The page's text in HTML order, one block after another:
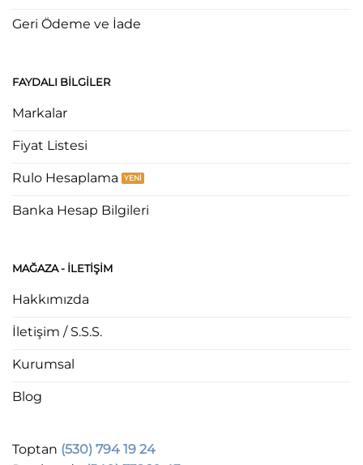
Geri Ödeme ve İade
FAYDALI BILGILER
Markalar
Fiyat Listesi
Rulo Hesaplama
Banka Hesap Bilgileri
MAĞAZA - ILETIŞIM
Hakkımızda
İletişim / S.S.S.
Kurumsal
Blog
Toptan (530) 794 19 24